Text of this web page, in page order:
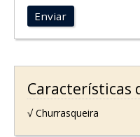
Enviar
Características
√ Churrasqueira